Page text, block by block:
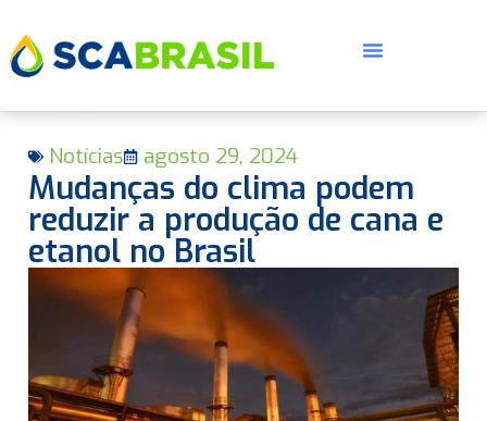
Notícias agosto 29, 2024
Mudanças do clima podem
reduzir a produção de cana e
etanol no Brasil